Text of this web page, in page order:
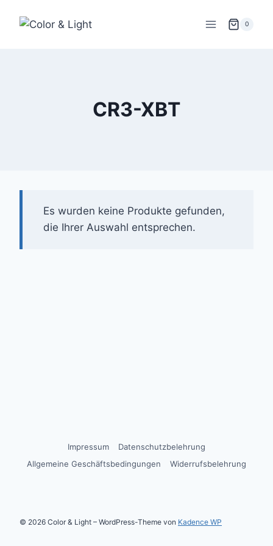
Inhalt
0
CR3-XBT
Es wurden keine Produkte gefunden,
die Ihrer Auswahl entsprechen.
Impressum
Datenschutzbelehrung
Allgemeine Geschäftsbedingungen
Widerrufsbelehrung
© 2026 Color & Light – WordPress-Theme von Kadence WP